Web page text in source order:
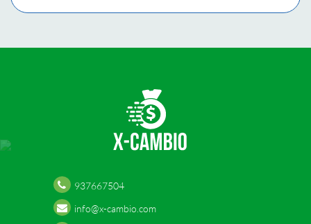
937667504
info@x-cambio.com